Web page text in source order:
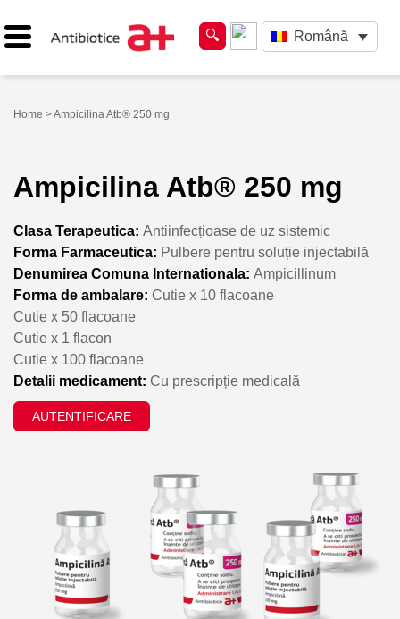
Română
Home > Ampicilina Atb® 250 mg
Ampicilina Atb® 250 mg
Clasa Terapeutica: Antiinfecțioase de uz sistemic
Forma Farmaceutica: Pulbere pentru soluție injectabilă
Denumirea Comuna Internationala: Ampicillinum
Forma de ambalare: Cutie x 10 flacoane
Cutie x 50 flacoane
Cutie x 1 flacon
Cutie x 100 flacoane
Detalii medicament: Cu prescripție medicală
AUTENTIFICARE